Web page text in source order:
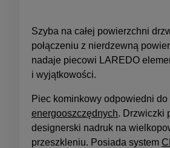
Szyba na całej powierzchni
połączeniu z nierdzewną
nadaje piecowi LAREDO
i wyjątkowości.
Piec kominkowy odpowiedni do
energooszczędnych. Drzwiczki
designerski nadruk na
przeszkleniu. Posiada system